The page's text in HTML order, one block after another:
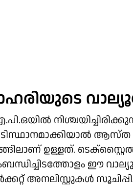
ആസ്ത
ഉള്ളത്.
ഈ
അനലി​സ്റ്റുകൾ